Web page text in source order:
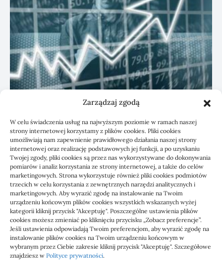
Zarządzaj zgodą
W celu świadczenia usług na najwyższym poziomie w ramach naszej
strony internetowej korzystamy z plików cookies. Pliki cookies
umożliwiają nam zapewnienie prawidłowego działania naszej strony
internetowej oraz realizację podstawowych jej funkcji, a po uzyskaniu
Twojej zgody, pliki cookies są przez nas wykorzystywane do dokonywania
pomiarów i analiz korzystania ze strony internetowej, a także do celów
marketingowych. Strona wykorzystuje również pliki cookies podmiotów
trzecich w celu korzystania z zewnętrznych narzędzi analitycznych i
marketingowych. Aby wyrazić zgodę na instalowanie na Twoim
urządzeniu końcowym plików cookies wszystkich wskazanych wyżej
kategorii kliknij przycisk "Akceptuję". Poszczególne ustawienia plików
cookies możesz zmieniać po kliknięciu przycisku „Zobacz preferencje”.
Jeśli ustawienia odpowiadają Twoim preferencjom, aby wyrazić zgodę na
instalowanie plików cookies na Twoim urządzeniu końcowym w
wybranym przez Ciebie zakresie kliknij przycisk "Akceptuję". Szczegółowe
znajdziesz w Polityce prywatności.
KSeF: przygotowanie sp. z o.o. z biurem
rachunkowym
1000 WIADOMOŚCI